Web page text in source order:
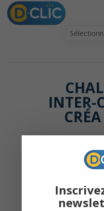
INTER-
28 mai